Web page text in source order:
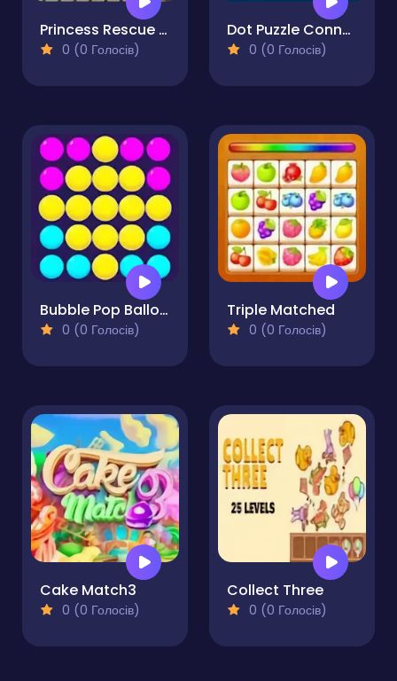
Princess Rescue Fruit Connect
0 (0 Голосів)
Dot Puzzle Connect the Dots
0 (0 Голосів)
Bubble Pop Balloons
0 (0 Голосів)
Triple Matched
0 (0 Голосів)
Cake Match3
0 (0 Голосів)
Collect Three
0 (0 Голосів)